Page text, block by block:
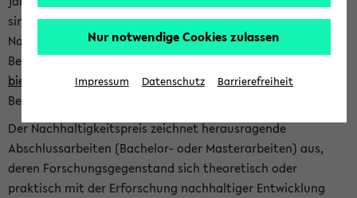
sind herzlich eingeladen sich mit Ihrer Abschlussarbeit beim
Nachhaltigkeitsbüro zu bewerben. Bitte nutzen Sie für Ihre
Bewerbung dieses Formular<https://formulare.uni-
bielefeld.de/frontend-server/form/provide/913/>. Die
Bewerbungsfrist endet am 30.09.2026.
Der Nachhaltigkeitspreis zeichnet herausragende
Abschlussarbeiten (Bachelor- oder Masterarbeiten) aus,
deren Forschungsgegenstand sich theoretisch oder
praktisch mit der Erforschung nachhaltiger Entwicklung
Nur notwendige Cookies zulassen
Impressum Datenschutz Barrierefreiheit